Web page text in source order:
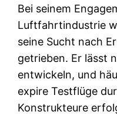
Bei seinem
Luftfahrtindustrie
seine Sucht nach
getrieben. Er lässt
entwickeln, und
expire Testflüge
Konstrukteure